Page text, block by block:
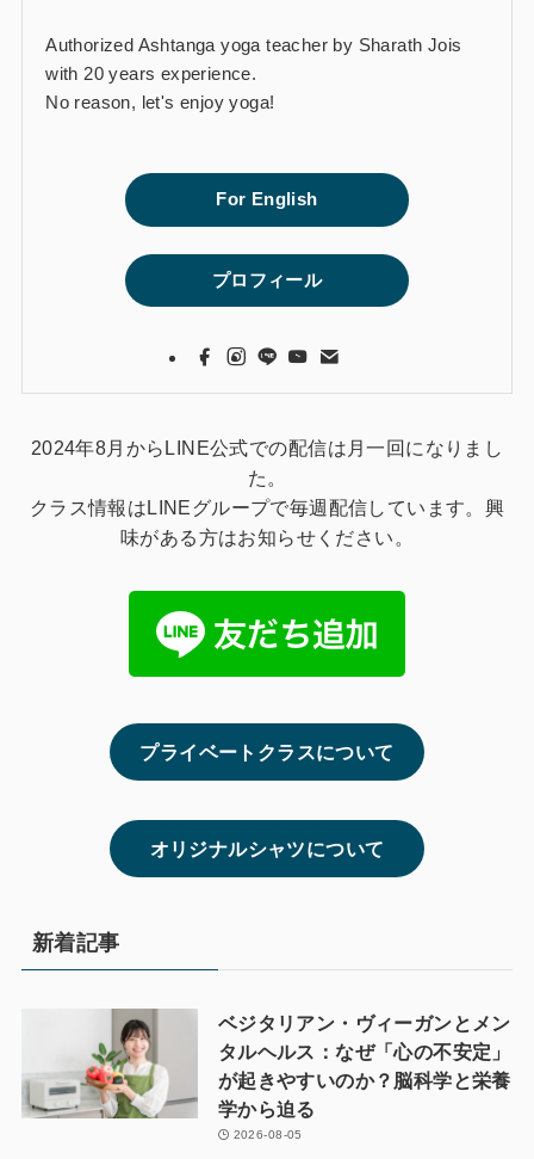
Authorized Ashtanga yoga teacher by Sharath Jois
with 20 years experience.
No reason, let's enjoy yoga!
For English
プロフィール
2024年8月からLINE公式での配信は月一回になりまし
た。
クラス情報はLINEグループで毎週配信しています。興
味がある方はお知らせください。
プライベートクラスについて
オリジナルシャツについて
新着記事
ベジタリアン・ヴィーガンとメン
タルヘルス：なぜ「心の不安定」
が起きやすいのか？脳科学と栄養
学から迫る
2026-08-05